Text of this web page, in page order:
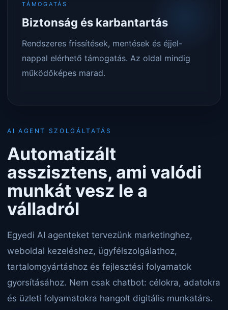
TÁMOGATÁS
Biztonság és karbantartás
Rendszeres frissítések, mentések és éjjel-
nappal elérhető támogatás. Az oldal mindig
működőképes marad.
AI AGENT SZOLGÁLTATÁS
Automatizált
asszisztens, ami valódi
munkát vesz le a
válladról
Egyedi AI agenteket tervezünk marketinghez,
weboldal kezeléshez, ügyfélszolgálathoz,
tartalomgyártáshoz és fejlesztési folyamatok
gyorsításához. Nem csak chatbot: célokra, adatokra
és üzleti folyamatokra hangolt digitális munkatárs.